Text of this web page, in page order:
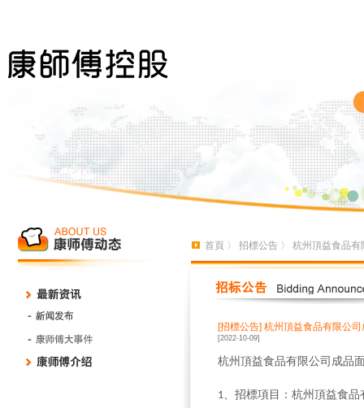
首頁 〉 招標公告 〉 杭州頂益食品
[招標公告] 杭州頂益食品有限公
[2022-10-09]
杭州頂益食品有限公司成品
1、招標項目：杭州頂益食